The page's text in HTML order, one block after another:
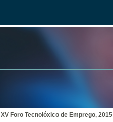
XV Foro Tecnolóxico de Emprego, 2015